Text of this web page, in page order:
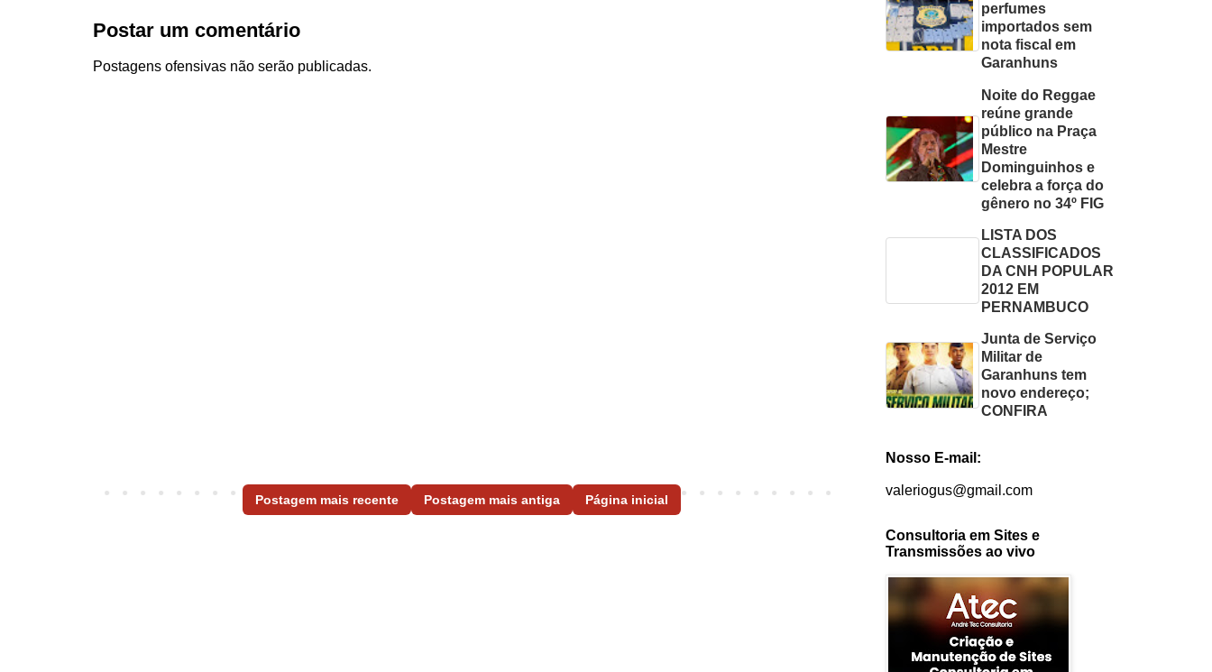
Postar um comentário
Postagens ofensivas não serão publicadas.
Postagem mais recente Postagem mais antiga Página inicial
perfumes
importados sem
nota fiscal em
Garanhuns
Noite do Reggae
reúne grande
público na Praça
Mestre
Dominguinhos e
celebra a força do
gênero no 34º FIG
LISTA DOS
CLASSIFICADOS
DA CNH POPULAR
2012 EM
PERNAMBUCO
Junta de Serviço
Militar de
Garanhuns tem
novo endereço;
CONFIRA
Nosso E-mail:
valeriogus@gmail.com
Consultoria em Sites e
Transmissões ao vivo